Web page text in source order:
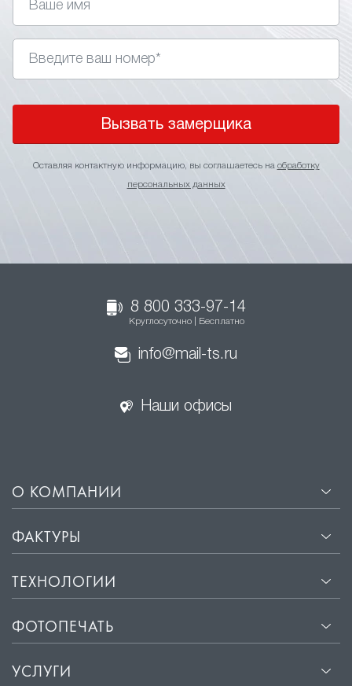
Вызвать замерщика
Оставляя контактную информацию, вы соглашаетесь на обработку
персональных данных
8 800 333-97-14
Круглосуточно | Бесплатно
info@mail-ts.ru
Наши офисы
О КОМПАНИИ
ФАКТУРЫ
ТЕХНОЛОГИИ
ФОТОПЕЧАТЬ
УСЛУГИ